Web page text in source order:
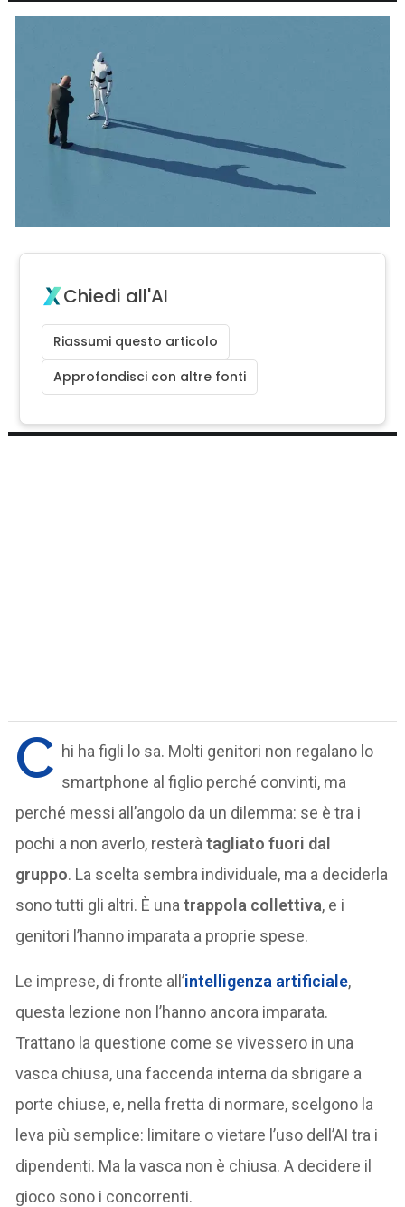
Chiedi all'AI
Riassumi questo articolo
Approfondisci con altre fonti
C hi ha figli lo sa. Molti genitori non regalano lo
smartphone al figlio perché convinti, ma
perché messi all’angolo da un dilemma: se è tra i
pochi a non averlo, resteràtagliato fuori dal
gruppo. La scelta sembra individuale, ma a deciderla
sono tutti gli altri. È unatrappola collettiva, e i
genitori l’hanno imparata a proprie spese.
Le imprese, di fronte all’intelligenza artificiale,
questa lezione non l’hanno ancora imparata.
Trattano la questione come se vivessero in una
vasca chiusa, una faccenda interna da sbrigare a
porte chiuse, e, nella fretta di normare, scelgono la
leva più semplice: limitare o vietare l’uso dell’AI tra i
dipendenti. Ma la vasca non è chiusa. A decidere il
gioco sono i concorrenti.